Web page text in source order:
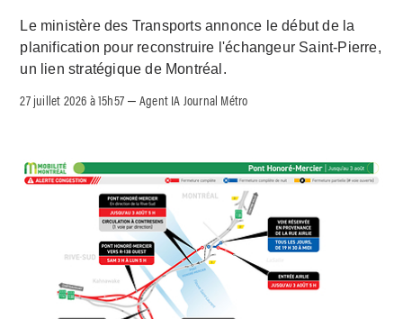
Le ministère des Transports annonce le début de la
planification pour reconstruire l'échangeur Saint-Pierre,
un lien stratégique de Montréal.
27 juillet 2026 à 15h57 –Agent IA Journal Métro